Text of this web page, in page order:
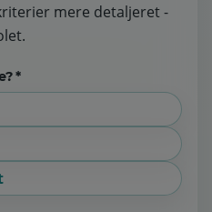
mere detaljeret -
*